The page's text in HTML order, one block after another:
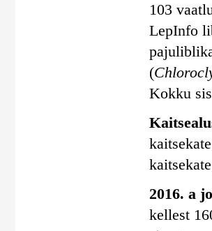
103
LepInfo
(
Kokku
2016. a
kellest